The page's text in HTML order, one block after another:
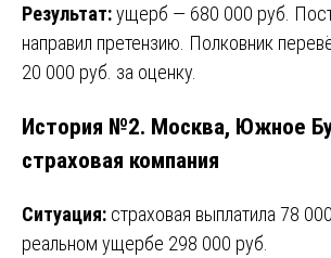
Результат:ущерб — 680 000 руб.
направил претензию. Полковник
20 000 руб. за оценку.
История №2. Москва, Южное
страховая компания
Ситуация: страховая выплатила 78
реальном ущербе 298 000 руб.